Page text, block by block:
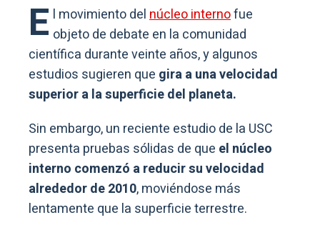
E l movimiento delnúcleo internofue
objeto de debate en la comunidad
científica durante veinte años, y algunos
estudios sugieren que gira a una velocidad
superior a la superficie del planeta.
Sin embargo, un reciente estudio de la USC
presenta pruebas sólidas de que el núcleo
interno comenzó a reducir su velocidad
alrededor de 2010, moviéndose más
lentamente que la superficie terrestre.